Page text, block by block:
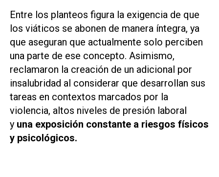
Entre los planteos figura la exigencia de que
los viáticos se abonen de manera íntegra, ya
que aseguran que actualmente solo perciben
una parte de ese concepto. Asimismo,
reclamaron la creación de un adicional por
insalubridad al considerar que desarrollan sus
tareas en contextos marcados por la
violencia, altos niveles de presión laboral
y una exposición constante a riesgos físicos
y psicológicos.